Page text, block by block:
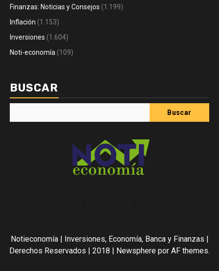
Finanzas: Noticias y Consejos (1.199)
Inflación (1.153)
Inversiones (1.604)
Noti-economía (109)
BUSCAR
Buscar
Noti-
economía
Notieconomía | Inversiones, Economía, Banca y Finanzas |
Derechos Reservados | 2018 | Newsphere por AF themes.